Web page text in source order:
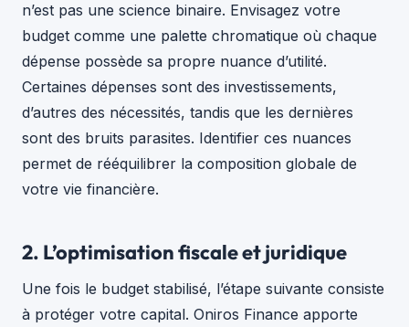
n’est pas une science binaire. Envisagez votre
budget comme une palette chromatique où chaque
dépense possède sa propre nuance d’utilité.
Certaines dépenses sont des investissements,
d’autres des nécessités, tandis que les dernières
sont des bruits parasites. Identifier ces nuances
permet de rééquilibrer la composition globale de
votre vie financière.
2. L’optimisation fiscale et juridique
Une fois le budget stabilisé, l’étape suivante consiste
à protéger votre capital. Oniros Finance apporte